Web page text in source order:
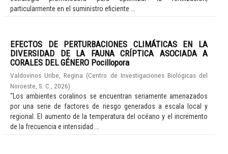
particularmente en el suministro eficiente ...
EFECTOS DE PERTURBACIONES CLIMÁTICAS EN LA
DIVERSIDAD DE LA FAUNA CRÍPTICA ASOCIADA A
CORALES DEL GÉNERO Pocillopora
Valdovinos Uribe, Regina (Centro de Investigaciones Biológicas del
Noroeste, S. C.
2026)
"Los ambientes coralinos se encuentran seriamente amenazados
por una serie de factores de riesgo generados a escala local y
regional. El aumento de la temperatura del océano y el incremento
de la frecuencia e intensidad ...